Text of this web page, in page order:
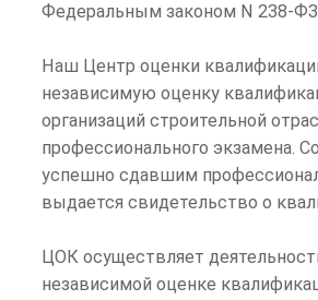
Федеральным законом N 238-
Наш Центр оценки
независимую оценку
организаций строительной
профессионального экзамена.
успешно сдавшим
выдается свидетельство о
ЦОК осуществляет
независимой оценке